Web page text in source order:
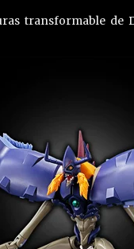
transformable de